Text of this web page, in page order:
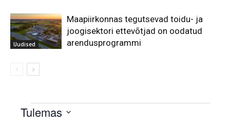
Uudised
Maapiirkonnas tegutsevad toidu- ja
joogisektori ettevõtjad on oodatud
arendusprogrammi
Sündmused
Tulemas